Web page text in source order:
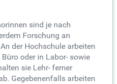
sind je nach
Forschung an
der Hochschule arbeiten
oder in Labor- sowie
sie Lehr- ferner
Gegebenenfalls arbeiten